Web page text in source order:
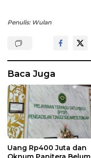
Penulis: Wulan
Baca Juga
Uang Rp400 Juta dan